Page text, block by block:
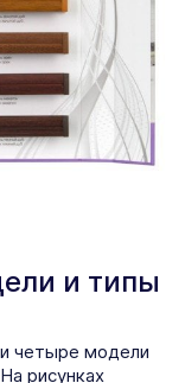
и типы
четыре модели
рисунках